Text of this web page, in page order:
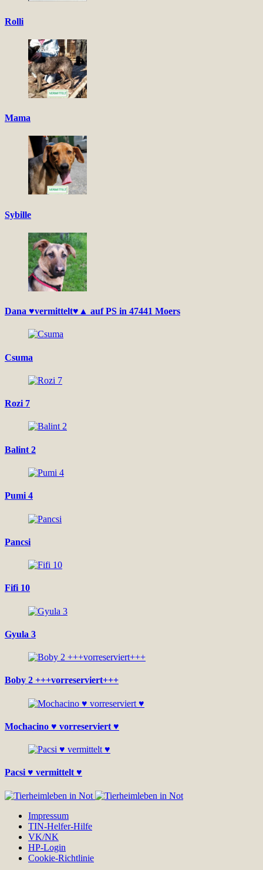
Rolli
Mama
Sybille
Dana ♥vermittelt♥▲ auf PS in 47441 Moers
Csuma
Rozi 7
Balint 2
Pumi 4
Pancsi
Fifi 10
Gyula 3
Boby 2 +++vorreserviert+++
Mochacino ♥ vorreserviert ♥
Pacsi ♥ vermittelt ♥
Impressum
TIN-Helfer-Hilfe
VK/NK
HP-Login
Cookie-Richtlinie